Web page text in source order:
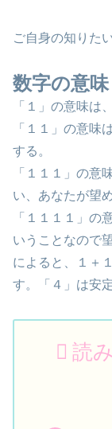
ご自身の知りた
数字の意味
「１」の意味
「１１」の意味
する。
「１１１」の意
い、あなたが望
「１１１１」の
いうことなので
によると、１＋
す。「４」は安
読